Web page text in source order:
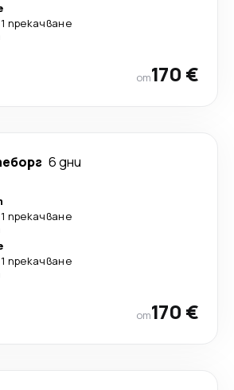
1 прекачване
от170 €
6 дни
1 прекачване
1 прекачване
от170 €